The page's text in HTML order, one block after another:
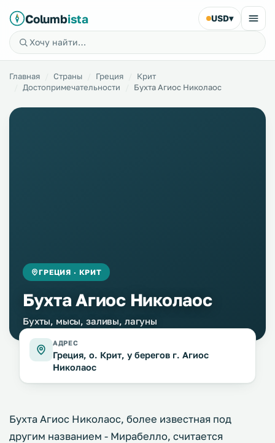
Columbista USD▾
Главная Страны Греция
Крит
Достопримечательности
Бухта Агиос Николаос
ГРЕЦИЯ · КРИТ
Бухта Агиос Николаос
Бухты, мысы, заливы, лагуны
АДРЕС
Греция, о. Крит, у берегов г. Агиос
Николаос
Бухта Агиос Николаос, более известная под
другим названием - Мирабелло, считается